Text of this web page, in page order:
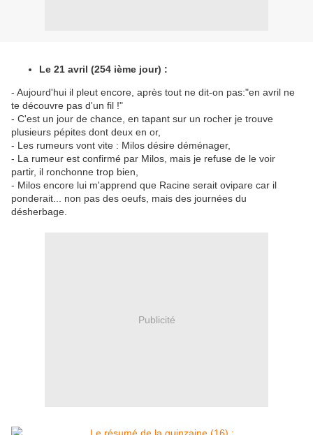
Le 21 avril (254 ième jour) :
- Aujourd'hui il pleut encore, après tout ne dit-on pas:"en avril ne
te découvre pas d'un fil !"
- C'est un jour de chance, en tapant sur un rocher je trouve
plusieurs pépites dont deux en or,
- Les rumeurs vont vite : Milos désire déménager,
- La rumeur est confirmé par Milos, mais je refuse de le voir
partir, il ronchonne trop bien,
- Milos encore lui m'apprend que Racine serait ovipare car il
ponderait... non pas des oeufs, mais des journées du
désherbage.
Publicité